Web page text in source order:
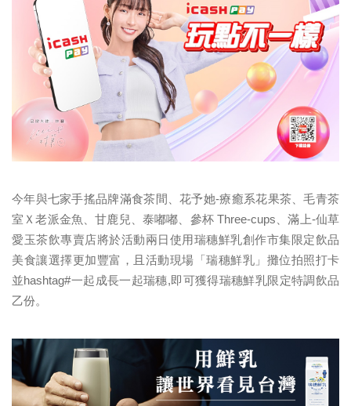
今年與七家手搖品牌滿食茶間、花予她-療癒系花果茶、毛青茶
室Ｘ老派金魚、甘鹿兒、泰嘟嘟、參杯 Three-cups、滿上-仙草
愛玉茶飲專賣店將於活動兩日使用瑞穗鮮乳創作市集限定飲品
美食讓選擇更加豐富，且活動現場「瑞穗鮮乳」攤位拍照打卡
並hashtag#一起成長一起瑞穗,即可獲得瑞穗鮮乳限定特調飲品
乙份。